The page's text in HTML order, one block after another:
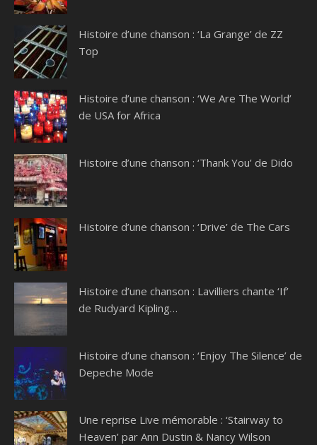
Histoire d’une chanson : ‘La Grange’ de ZZ
Top
Histoire d’une chanson : ‘We Are The World’
de USA for Africa
Histoire d’une chanson : ‘Thank You’ de Dido
Histoire d’une chanson : ‘Drive’ de The Cars
Histoire d’une chanson : Lavilliers chante ‘If’
de Rudyard Kipling…
Histoire d’une chanson : ‘Enjoy The Silence’ de
Depeche Mode
Une reprise Live mémorable : ‘Stairway to
Heaven’ par Ann Dustin & Nancy Wilson